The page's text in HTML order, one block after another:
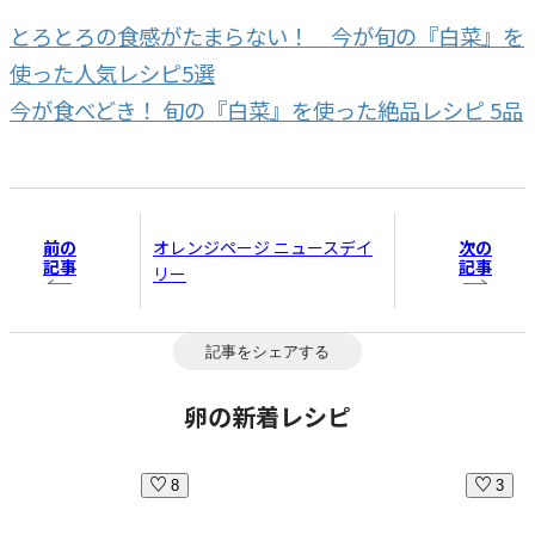
とろとろの食感がたまらない！ 今が旬の『白菜』を
使った人気レシピ5選
今が食べどき！ 旬の『白菜』を使った絶品レシピ 5品
前の
記事
オレンジページ ニュースデイ
リー
次の
記事
記事をシェアする
卵の新着レシピ
8 3